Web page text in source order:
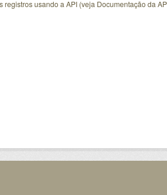
registros usando a API(veja Documentação da